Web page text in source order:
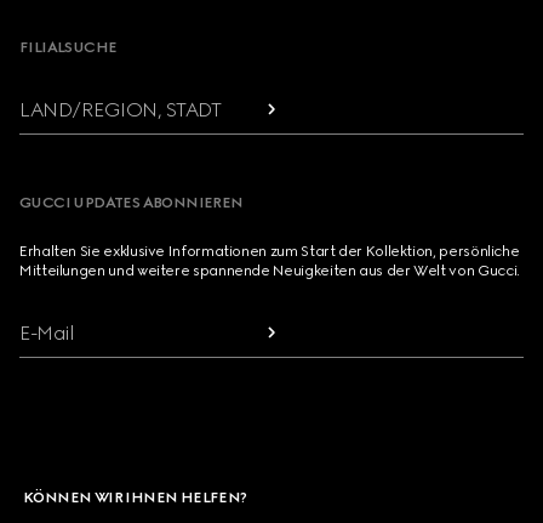
FILIALSUCHE
LAND/REGION, STADT
GUCCI UPDATES ABONNIEREN
Erhalten Sie exklusive Informationen zum Start der Kollektion, persönliche
Mitteilungen und weitere spannende Neuigkeiten aus der Welt von Gucci.
E-Mail
KÖNNEN WIR IHNEN HELFEN?